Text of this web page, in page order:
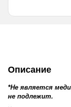
Описание
*Не является
не подлежит.